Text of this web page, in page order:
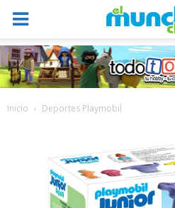
Inicio Deportes Playmobil